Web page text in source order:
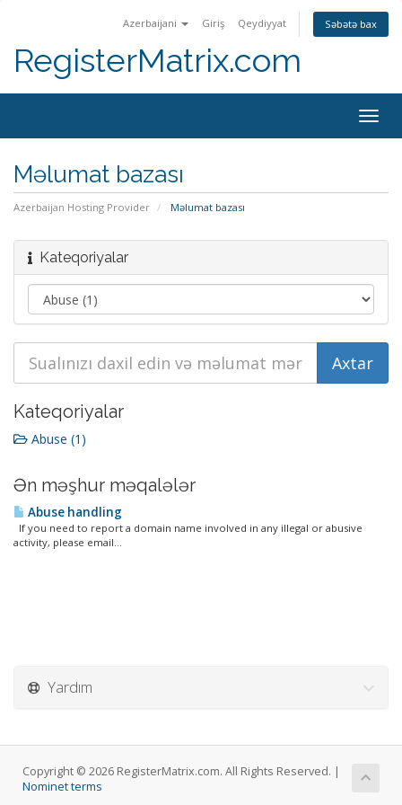
Azerbaijani Giriş Qeydiyyat Səbətə bax
RegisterMatrix.com
Məlumat bazası
Azerbaijan Hosting Provider Məlumat bazası
Kateqoriyalar
Kateqoriyalar
Abuse (1)
Ən məşhur məqalələr
Abuse handling
If you need to report a domain name involved in any illegal or abusive
activity, please email...
Yardım
Copyright © 2026 RegisterMatrix.com. All Rights Reserved. |
Nominet terms